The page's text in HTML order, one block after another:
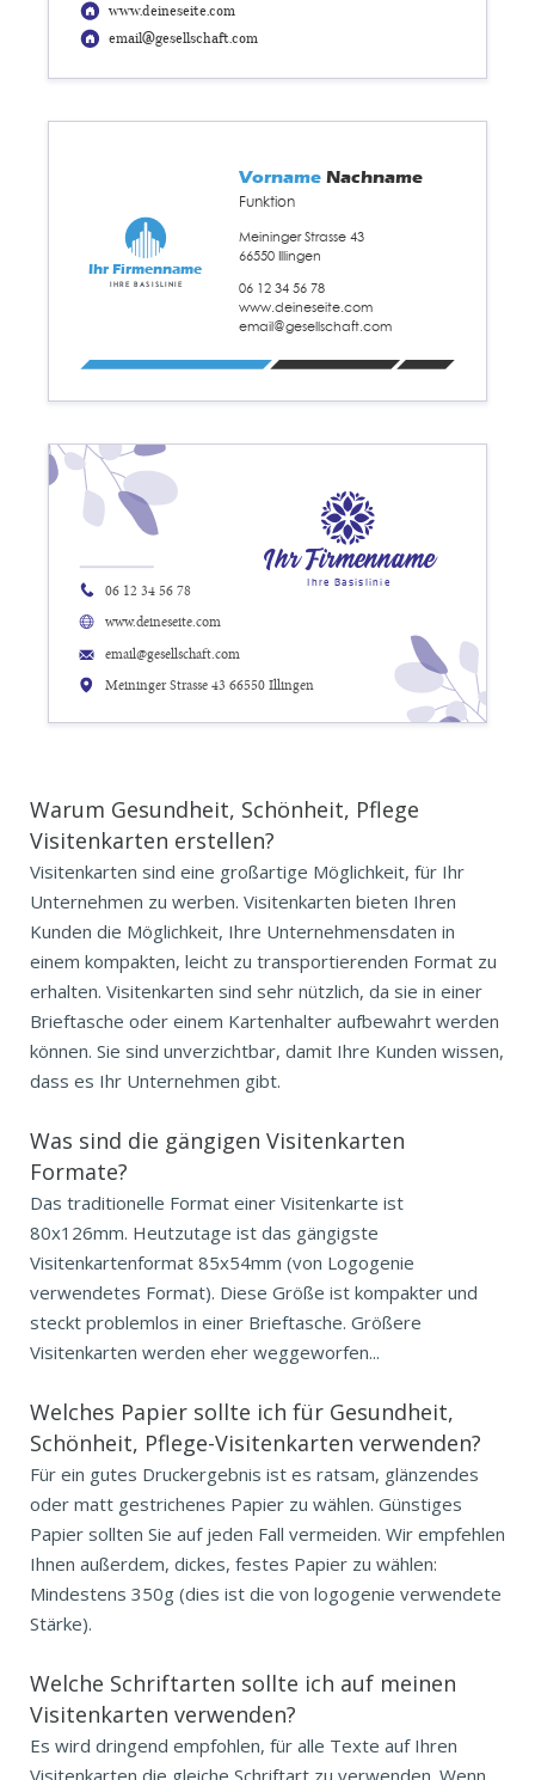
email@gesellschaft.com
www.deineseite.com
email@gesellschaft.com
06 12 34 56 78
www.deineseite.com
Funktion
Meininger Strasse 43
66550 Illingen
Vorname Nachname
Ihr Firmenname
Ihre Basislinie
Meininger Strasse 43 66550 Illingen
www.deineseite.com
email@gesellschaft.com
06 12 34 56 78
Ihr Firmenname
Ihre Basislinie
Warum Gesundheit, Schönheit, Pflege
Visitenkarten erstellen?
Visitenkarten sind eine großartige Möglichkeit, für Ihr
Unternehmen zu werben. Visitenkarten bieten Ihren
Kunden die Möglichkeit, Ihre Unternehmensdaten in
einem kompakten, leicht zu transportierenden Format zu
erhalten. Visitenkarten sind sehr nützlich, da sie in einer
Brieftasche oder einem Kartenhalter aufbewahrt werden
können. Sie sind unverzichtbar, damit Ihre Kunden wissen,
dass es Ihr Unternehmen gibt.
Was sind die gängigen Visitenkarten
Formate?
Das traditionelle Format einer Visitenkarte ist
80x126mm. Heutzutage ist das gängigste
Visitenkartenformat 85x54mm (von Logogenie
verwendetes Format). Diese Größe ist kompakter und
steckt problemlos in einer Brieftasche. Größere
Visitenkarten werden eher weggeworfen...
Welches Papier sollte ich für Gesundheit,
Schönheit, Pflege-Visitenkarten verwenden?
Für ein gutes Druckergebnis ist es ratsam, glänzendes
oder matt gestrichenes Papier zu wählen. Günstiges
Papier sollten Sie auf jeden Fall vermeiden. Wir empfehlen
Ihnen außerdem, dickes, festes Papier zu wählen:
Mindestens 350g (dies ist die von logogenie verwendete
Stärke).
Welche Schriftarten sollte ich auf meinen
Visitenkarten verwenden?
Es wird dringend empfohlen, für alle Texte auf Ihren